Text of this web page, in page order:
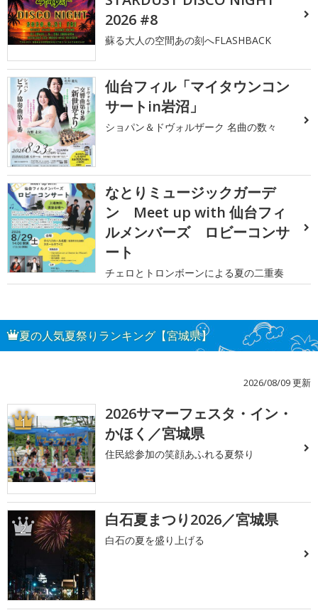
2026 #8
蘇る大人の空間あの刻へFLASHBACK
仙台フィル「マイタウンコン
サートin岩沼」
ショパン＆ドヴォルザーク 名曲の数々
なとりミュージックガーデ
ン Meet up with 仙台フィ
ルメンバーズ ロビーコンサ
ート
チェロとトロンボーンによる夏の二重奏
夏の人気夏祭りランキング【宮城県】
2026/08/09 更新
1
2026サマーフェスタ・イン・
かほく／宮城県
住民総参加の笑顔あふれる夏祭り
2 白石夏まつり2026／宮城県
白石の夏を盛り上げる